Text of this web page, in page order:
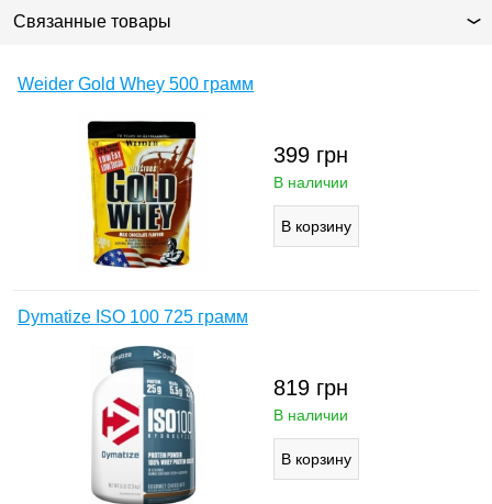
Связанные товары
Weider Gold Whey 500 грамм
399 грн
В наличии
Dymatize ISO 100 725 грамм
819 грн
В наличии